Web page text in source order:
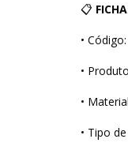
📋
•
•
•
• Tipo